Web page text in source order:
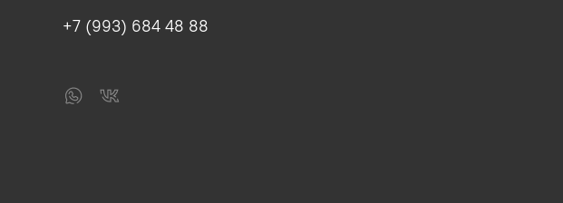
+7 (993) 684 48 88